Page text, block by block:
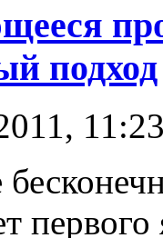
подход